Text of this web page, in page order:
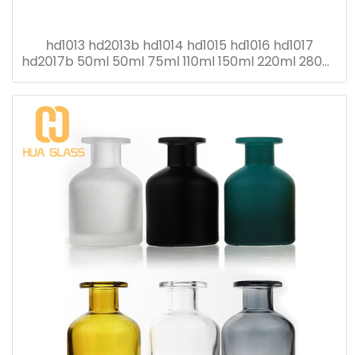
hd1013 hd2013b hd1014 hd1015 hd1016 hd1017
hd2017b 50ml 50ml 75ml 110ml 150ml 220ml 280ml
flacon diffuseur roseau